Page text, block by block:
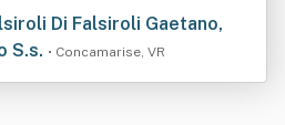
Di Falsiroli Gaetano,
S.s. • Concamarise, VR